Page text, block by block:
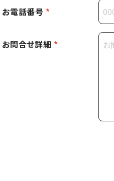
お電話番号 *
お問合せ詳細 *